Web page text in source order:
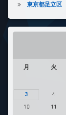
東京都足立区
月 火
3 4
10 11